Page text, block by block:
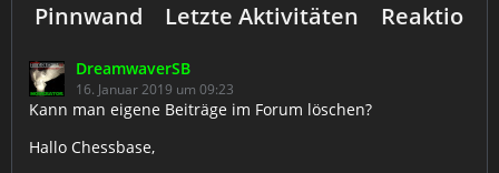
Pinnwand Letzte Aktivitäten
DreamwaverSB
16. Januar 2019 um 09:23
Kann man eigene Beiträge im Forum löschen?
Hallo Chessbase,